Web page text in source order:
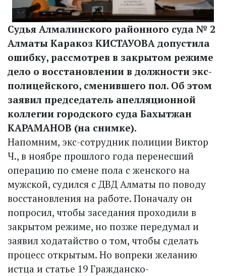
Судья Алмалинского районного суда № 2
Алматы Каракоз КИСТАУОВА допустила
ошибку, рассмотрев в закрытом режиме
дело о восстановлении в должности экс-
полицейского, сменившего пол. Об этом
заявил председатель апелляционной
коллегии городского суда Бахытжан
КАРАМАНОВ (на снимке).
Напомним, экс-сотрудник полиции Виктор
Ч., в ноябре прошлого года перенесший
операцию по смене пола с женского на
мужской, судился с ДВД Алматы по поводу
восстановления на работе. Поначалу он
попросил, чтобы заседания проходили в
закрытом режиме, но позже передумал и
заявил ходатайство о том, чтобы сделать
процесс открытым. Но вопреки желанию
истца и статье 19 Граж­данско-